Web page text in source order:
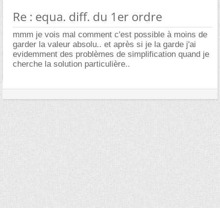
Re : equa. diff. du 1er ordre
mmm je vois mal comment c'est possible à moins de
garder la valeur absolu.. et après si je la garde j'ai
evidemment des problèmes de simplification quand je
cherche la solution particulière..